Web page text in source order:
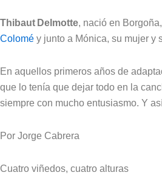
Thibaut Delmotte, nació en
Colomé y junto a Mónica, su mujer y
En aquellos primeros años de
que lo tenía que dejar todo en la
siempre con mucho entusiasmo. Y
Por Jorge Cabrera
Cuatro viñedos, cuatro alturas